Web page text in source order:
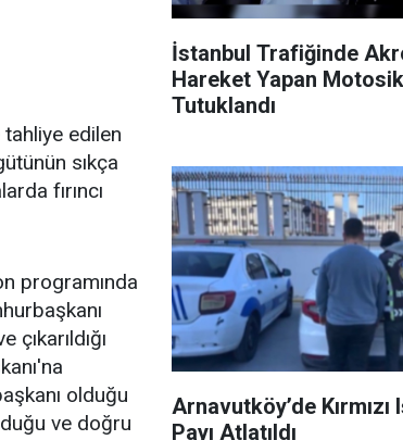
edilen
sıkça
fırıncı
programında
olduğu
ve doğru
İstanbul Trafiğinde
Hareket Yapan
Tutuklandı
Arnavutköy’de Kırmızı
Payı Atlatıldı